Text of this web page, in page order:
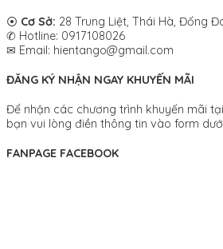
⦿ Cơ Sở: 28 Trung Liệt, Thái Hà, Đống
✆ Hotline: 0917108026
✉ Email: hientango@gmail.com
ĐĂNG KÝ NHẬN NGAY KHUYẾN MÃI
Để nhận các chương trình khuyến mãi
bạn vui lòng điền thông tin vào form
FANPAGE FACEBOOK